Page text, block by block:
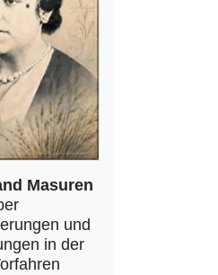
Masuren
und
in der